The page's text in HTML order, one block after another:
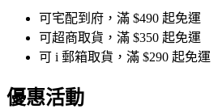
可宅配到府，滿 $490 起免運
可超商取貨，滿 $350 起免運
可 i 郵箱取貨，滿 $290 起免運
優惠活動